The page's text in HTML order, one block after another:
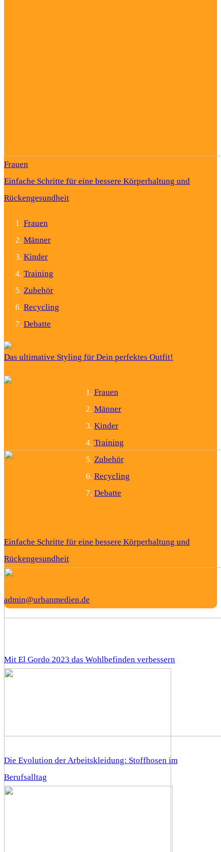
Frauen
Einfache Schritte für eine bessere Körperhaltung und
Rückengesundheit
Frauen
Männer
Kinder
Training
Zubehör
Recycling
Debatte
Das ultimative Styling für Dein perfektes Outfit!
Frauen
Männer
Kinder
Training
Zubehör
Recycling
Debatte
Einfache Schritte für eine bessere Körperhaltung und
Rückengesundheit
Mit El Gordo 2023 das Wohlbefinden verbessern
Die Evolution der Arbeitskleidung: Stoffhosen im
Berufsalltag
admin@urbanmedien.de